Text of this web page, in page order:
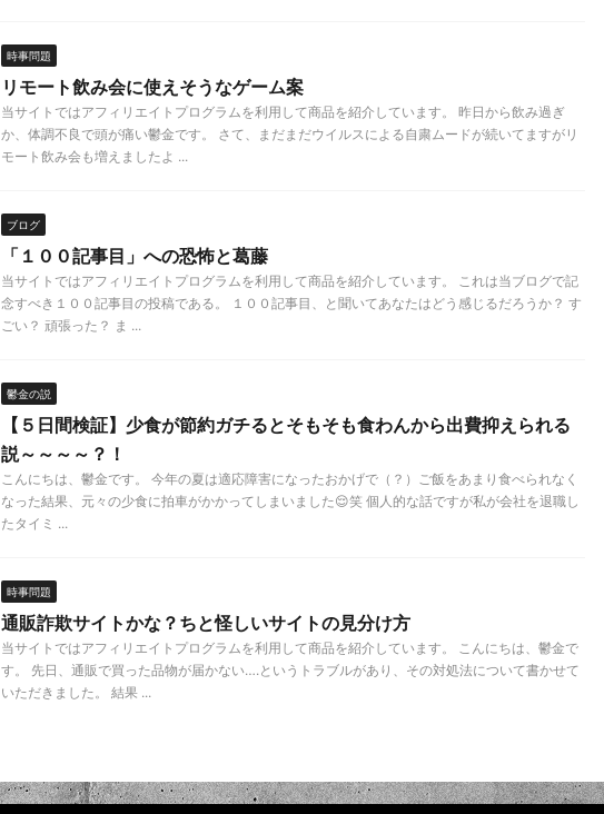
時事問題
リモート飲み会に使えそうなゲーム案
当サイトではアフィリエイトプログラムを利用して商品を紹介しています。 昨日から飲み過ぎ
か、体調不良で頭が痛い鬱金です。 さて、まだまだウイルスによる自粛ムードが続いてますがリ
モート飲み会も増えましたよ ...
ブログ
「１００記事目」への恐怖と葛藤
当サイトではアフィリエイトプログラムを利用して商品を紹介しています。 これは当ブログで記
念すべき１００記事目の投稿である。 １００記事目、と聞いてあなたはどう感じるだろうか？ す
ごい？ 頑張った？ ま ...
鬱金の説
【５日間検証】少食が節約ガチるとそもそも食わんから出費抑えられる
説～～～～？！
こんにちは、鬱金です。 今年の夏は適応障害になったおかげで（？）ご飯をあまり食べられなく
なった結果、元々の少食に拍車がかかってしまいました😌笑 個人的な話ですが私が会社を退職し
たタイミ ...
時事問題
通販詐欺サイトかな？ちと怪しいサイトの見分け方
当サイトではアフィリエイトプログラムを利用して商品を紹介しています。 こんにちは、鬱金で
す。 先日、通販で買った品物が届かない….というトラブルがあり、その対処法について書かせて
いただきました。 結果 ...